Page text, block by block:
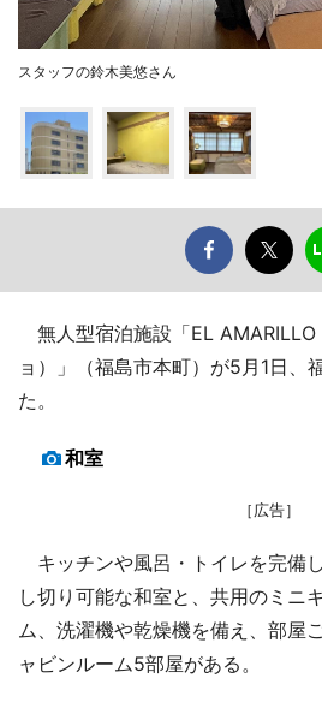
スタッフの鈴木美悠さん
無人型宿泊施設「EL AMARILLO
ョ）」（福島市本町）が5月1日、
た。
和室
［広告］
キッチンや風呂・トイレを完備
し切り可能な和室と、共用のミニ
ム、洗濯機や乾燥機を備え、部屋
ャビンルーム5部屋がある。